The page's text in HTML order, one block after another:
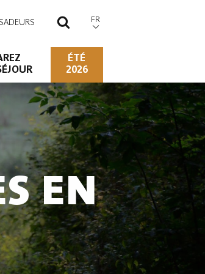
RECHERCHER
FR
ÉTÉ
2026
EN